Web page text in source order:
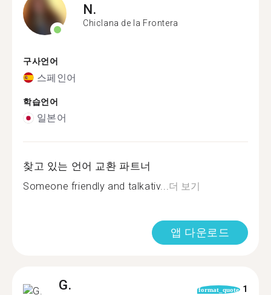
N.
Chiclana de la Frontera
구사언어
스페인어
학습언어
일본어
찾고 있는 언어 교환 파트너
Someone friendly and talkativ...더 보기
앱 다운로드
G. format_quote 1